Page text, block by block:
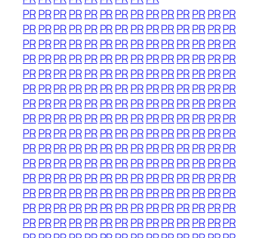
PRPRPRPRPR PRPRPRPRPRPRPR PRPR
PRPRPRPRPR PRPRPRPRPRPRPR PRPR
PRPRPRPRPR PRPRPRPRPRPRPR PRPR
PRPRPRPRPR PRPRPRPRPRPRPR PRPR
PRPRPRPRPR PRPRPRPRPRPRPR PRPR
PRPRPRPRPR PRPRPRPRPRPRPR PRPR
PRPRPRPRPR PRPRPRPRPRPRPR PRPR
PRPRPRPRPR PRPRPRPRPRPRPR PRPR
PRPRPRPRPR PRPRPRPRPRPRPR PRPR
PRPRPRPRPR PRPRPRPRPRPRPR PRPR
PRPRPRPRPR PRPRPRPRPRPRPR PRPR
PRPRPRPRPR PRPRPRPRPRPRPR PRPR
PRPRPRPRPR PRPRPRPRPRPRPR PRPR
PRPRPRPRPR PRPRPRPRPRPRPR PRPR
PRPRPRPRPR PRPRPRPRPRPRPR PRPR